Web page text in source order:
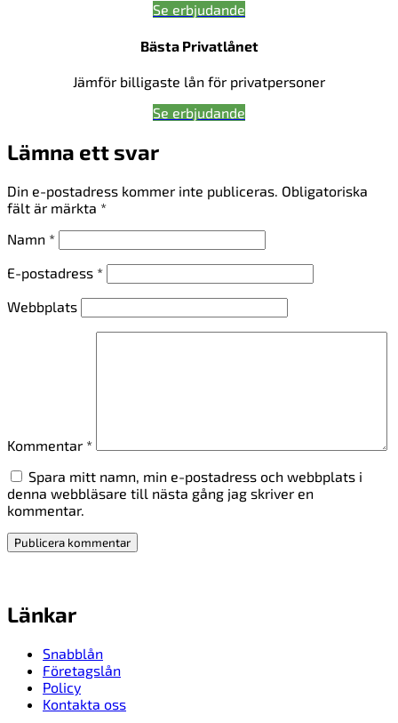
Se erbjudande
Bästa Privatlånet
Jämför billigaste lån för privatpersoner
Se erbjudande
Lämna ett svar
Din e-postadress kommer inte publiceras. Obligatoriska
fält är märkta *
Namn *
E-postadress *
Webbplats
Kommentar *
Spara mitt namn, min e-postadress och webbplats i
denna webbläsare till nästa gång jag skriver en
kommentar.
Länkar
Snabblån
Företagslån
Policy
Kontakta oss